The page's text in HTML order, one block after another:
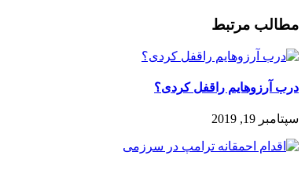
مطالب مرتبط
درب آرزوهایم راقفل کردی؟
سپتامبر 19, 2019